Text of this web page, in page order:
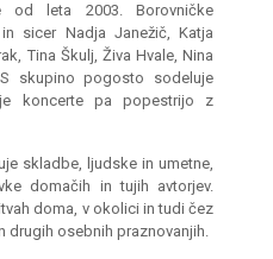
od leta 2003. Borovničke
sicer Nadja Janežič, Katja
Tina Škulj, Živa Hvale, Nina
skupino pogosto sodeluje
koncerte pa popestrijo z
skladbe, ljudske in umetne,
domačih in tujih avtorjev.
doma, v okolici in tudi čez
drugih osebnih praznovanjih.